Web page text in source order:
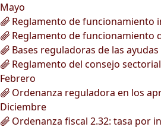
Mayo
Reglamento de funcionamiento
Reglamento de funcionamiento
Bases reguladoras de las
Reglamento del consejo
Febrero
Ordenanza reguladora en los
Diciembre
Ordenanza fiscal 2.32: tasa por